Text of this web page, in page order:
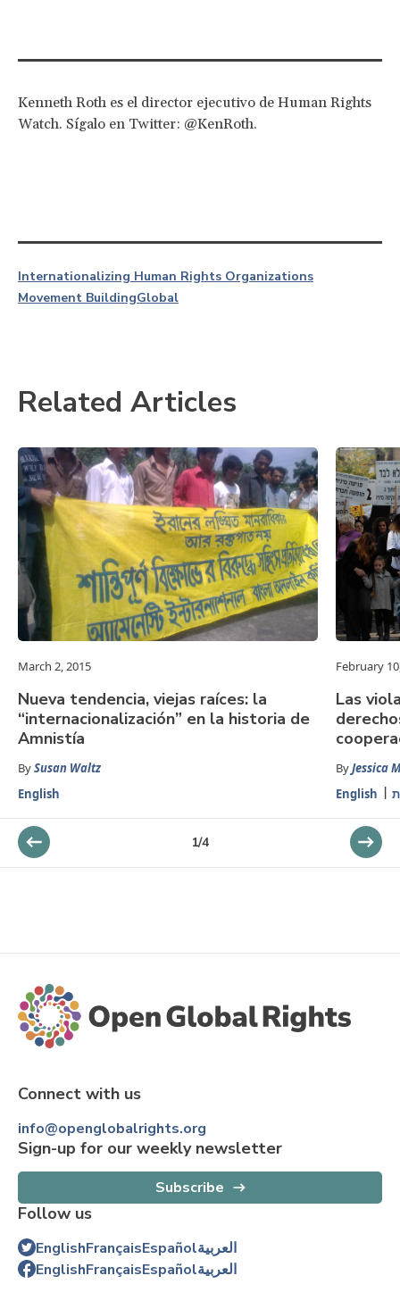
Kenneth Roth es el director ejecutivo de Human Rights
Watch. Sígalo en Twitter: @KenRoth.
Internationalizing Human Rights Organizations
Movement BuildingGlobal
Related Articles
March 2, 2015
Nueva tendencia, viejas raíces: la
“internacionalización” en la historia de
Amnistía
BySusan Waltz
English
February
Las
ByJessica
English
1/4
Connect with us
info@openglobalrights.org
Sign-up for our weekly newsletter
Subscribe
Follow us
EnglishFrançaisEspañolالعربية
EnglishFrançaisEspañolالعربية